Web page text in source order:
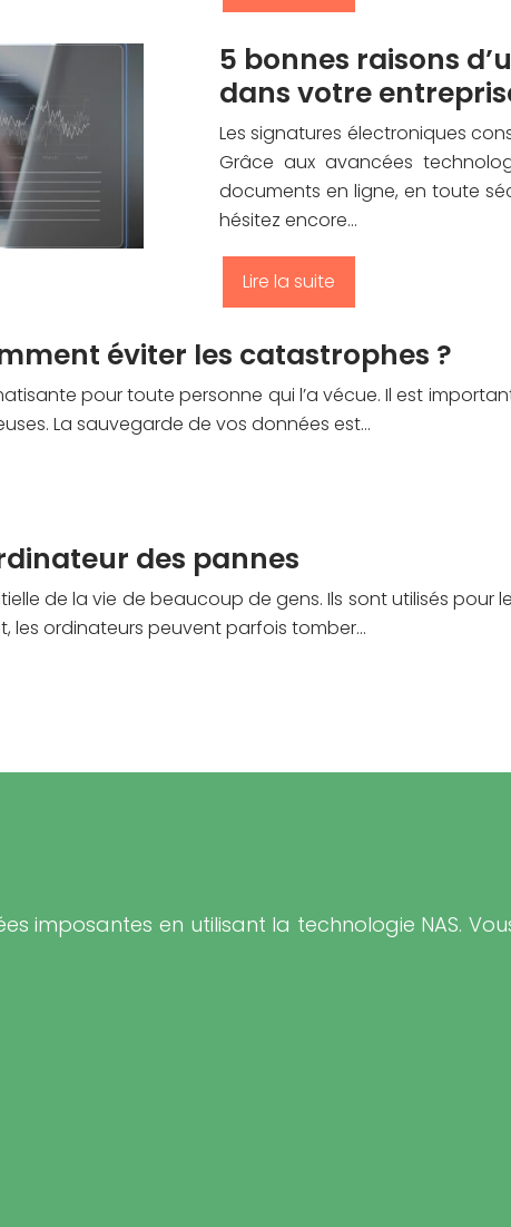
5 bonnes raisons
dans votre
Les signatures électroniques
Grâce aux avancées
documents en ligne, en toute
hésitez encore…
Lire la suite
éviter les catastrophes ?
pour toute personne qui l’a vécue. Il est
La sauvegarde de vos données est…
des pannes
de la vie de beaucoup de gens. Ils sont utilisés pour
les ordinateurs peuvent parfois tomber…
imposantes en utilisant la technologie NAS.